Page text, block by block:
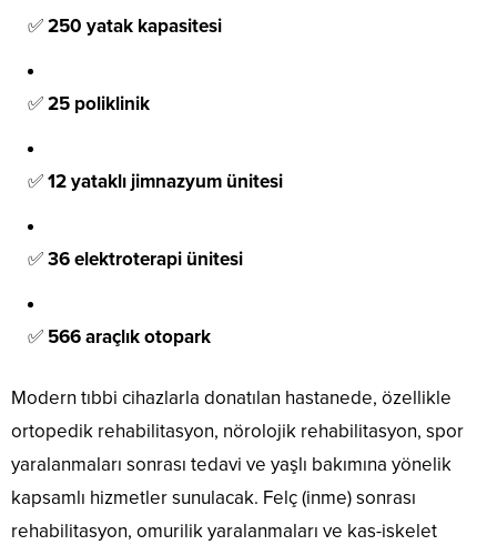
✅250 yatak kapasitesi
✅25 poliklinik
✅12 yataklı jimnazyum ünitesi
✅36 elektroterapi ünitesi
✅ 566 araçlık otopark
Modern tıbbi cihazlarla donatılan hastanede, özellikle
ortopedik rehabilitasyon, nörolojik rehabilitasyon, spor
yaralanmaları sonrası tedavi ve yaşlı bakımına yönelik
kapsamlı hizmetler sunulacak. Felç (inme) sonrası
rehabilitasyon, omurilik yaralanmaları ve kas-iskelet